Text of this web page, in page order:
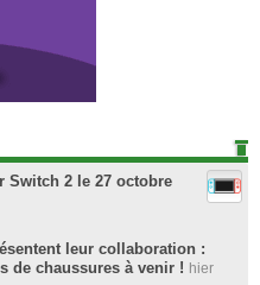
Switch 2 le 27 octobre
leur collaboration :
de chaussures à venir ! hier